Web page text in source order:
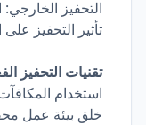
التحفيز
تأثير التحفيز على
تقنيات التحفيز
استخدام المكافآت
خلق بيئة عمل